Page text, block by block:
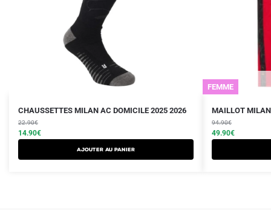
CHAUSSETTES MILAN AC DOMICILE 2025 2026
22.90€
Le
prix
initial
était :
14.90€
Le
prix
actuel
est :
Ajouter au panier
FEMME
MAILLOT
94.90€
Le
prix
initial
était :
49.90€
Le
prix
actuel
est :
Ce
produit
a